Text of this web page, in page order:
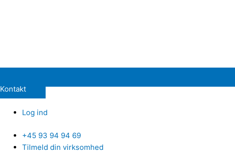
Kontakt
Log ind
+45 93 94 94 69
Tilmeld din virksomhed